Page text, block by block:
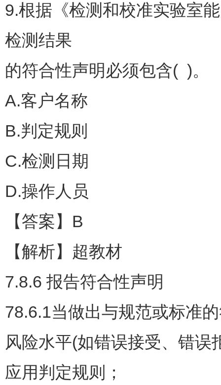
9.根据《检测和校准实验室
检测结果
的符合性声明必须包含( )。
A.客户名称
B.判定规则
C.检测日期
D.操作人员
【答案】B
【解析】超教材
7.8.6 报告符合性声明
78.6.1当做出与规范或标准
风险水平(如错误接受、错
应用判定规则；